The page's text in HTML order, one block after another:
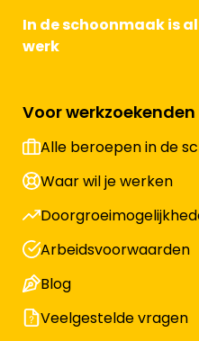
In de schoonmaak is
werk
Voor werkzoekenden
Alle beroepen in de
Waar wil je werken
Arbeidsvoorwaarden
Blog
Veelgestelde vragen